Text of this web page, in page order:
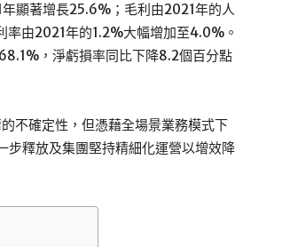
顯著增長25.6%；毛利由2021年的人
由2021年的1.2%大幅增加至4.0%。
，淨虧損率同比下降8.2個百分點
不確定性，但憑藉全場景業務模式下
步釋放及集團堅持精細化運營以增效降